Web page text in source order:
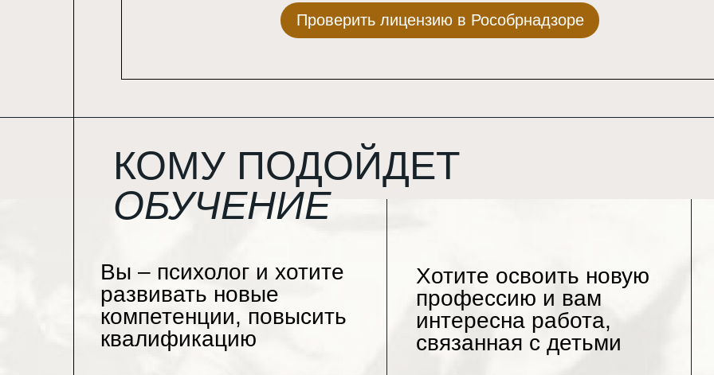
Проверить лицензию в Рособрнадзоре
КОМУ ПОДОЙДЕТ
ОБУЧЕНИЕ
Вы – психолог и хотите
развивать новые
компетенции, повысить
квалификацию
Хотите освоить новую
профессию и вам
интересна работа,
связанная с детьми